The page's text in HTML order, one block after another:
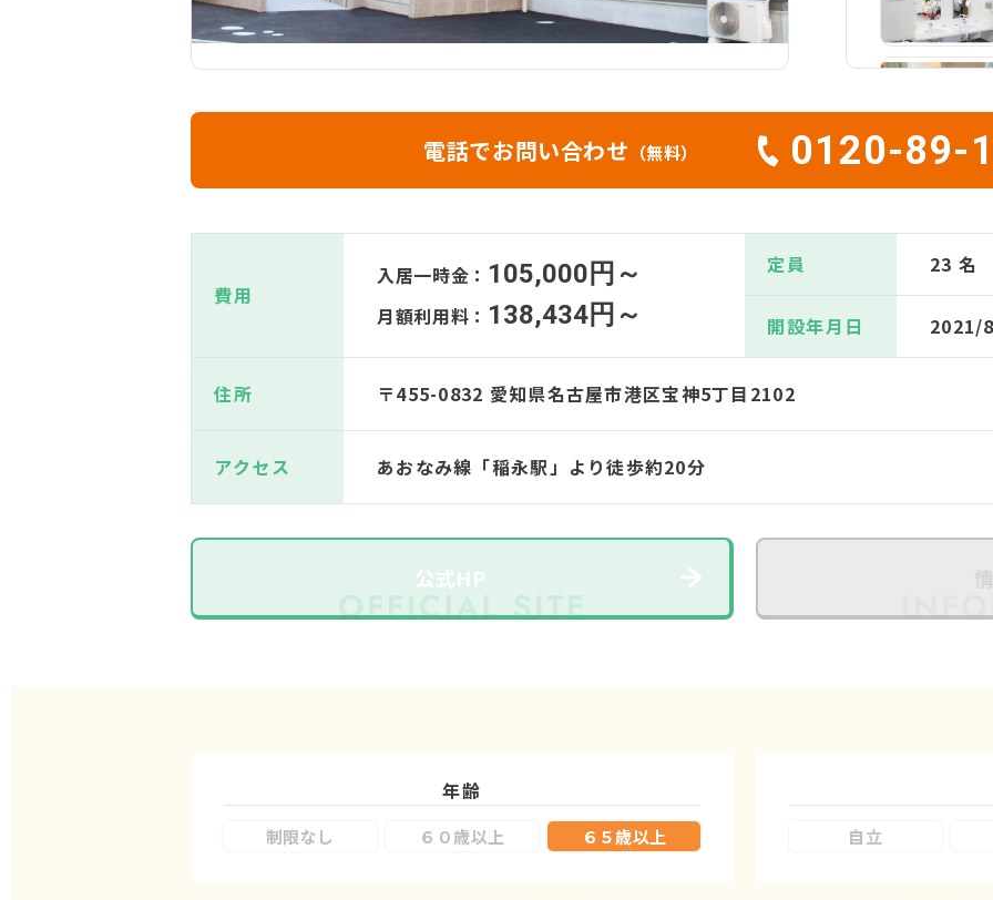
電話でお問い合わせ （無料） 0120-89-
費用
入居一時金： 105,000円～
月額利用料： 138,434円～
定員 23 名
開設年月日 2021/
住所 〒455-0832 愛知県名古屋市港区宝神5丁目2102
アクセス あおなみ線「稲永駅」より徒歩約20分
公式HP
年齢
制限なし ６０歳以上 ６５歳以上 自立